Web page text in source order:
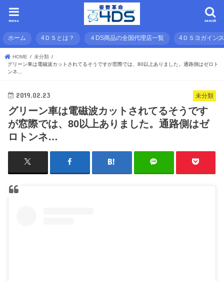
search
menu
ホーム 4ＤＳとは？ ４DS商品の全国代理店一覧 4ＤＳヨガイン
HOME
未分類
グリーン車は電磁波カットされてるそうですが窓際では、80以上ありました。通路側はゼロト
ンネ...
未分類
2019.02.23
グリーン車は電磁波カットされてるそうです
が窓際では、80以上ありました。通路側はゼ
ロトンネ…